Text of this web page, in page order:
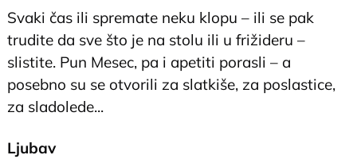
Svaki čas ili spremate neku klopu – ili se pak
trudite da sve što je na stolu ili u frižideru –
slistite. Pun Mesec, pa i apetiti porasli – a
posebno su se otvorili za slatkiše, za poslastice,
za sladolede...
Ljubav